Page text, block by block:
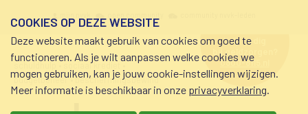
schuldhulp • sociaal krediet •
budgetbeheer • beschermingsbewind
hulp nodig
bij geldzorgen?
0800-8115.nl
COOKIES OP DEZE WEBSITE
Deze website maakt gebruik van cookies om goed te
functioneren. Als je wilt aanpassen welke cookies we
mogen gebruiken, kan je jouw cookie-instellingen wijzigen.
Meer informatie is beschikbaar in onze privacyverklaring.